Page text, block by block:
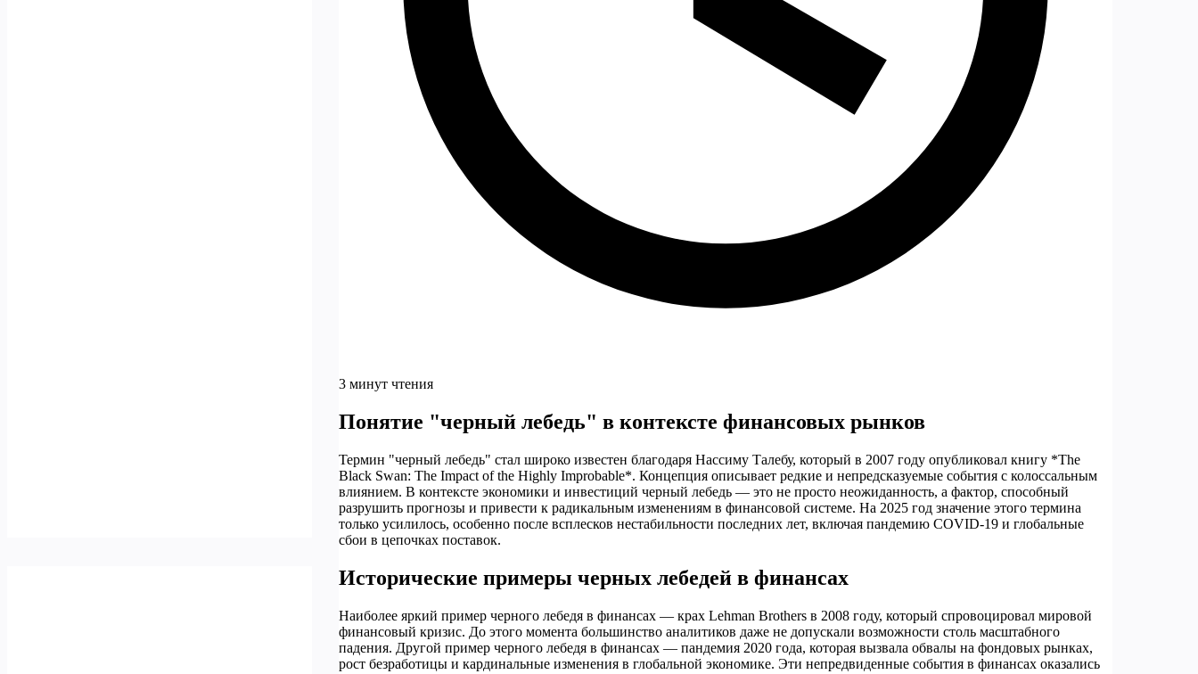
3 минут чтения
Понятие "черный лебедь" в контексте финансовых рынков
Термин "черный лебедь" стал широко известен благодаря Нассиму Талебу, который в 2007 году опубликовал книгу *The
Black Swan: The Impact of the Highly Improbable*. Концепция описывает редкие и непредсказуемые события с колоссальным
влиянием. В контексте экономики и инвестиций черный лебедь — это не просто неожиданность, а фактор, способный
разрушить прогнозы и привести к радикальным изменениям в финансовой системе. На 2025 год значение этого термина
только усилилось, особенно после всплесков нестабильности последних лет, включая пандемию COVID-19 и глобальные
сбои в цепочках поставок.
Исторические примеры черных лебедей в финансах
Наиболее яркий пример черного лебедя в финансах — крах Lehman Brothers в 2008 году, который спровоцировал мировой
финансовый кризис. До этого момента большинство аналитиков даже не допускали возможности столь масштабного
падения. Другой пример черного лебедя в финансах — пандемия 2020 года, которая вызвала обвалы на фондовых рынках,
рост безработицы и кардинальные изменения в глобальной экономике. Эти непредвиденные события в финансах оказались